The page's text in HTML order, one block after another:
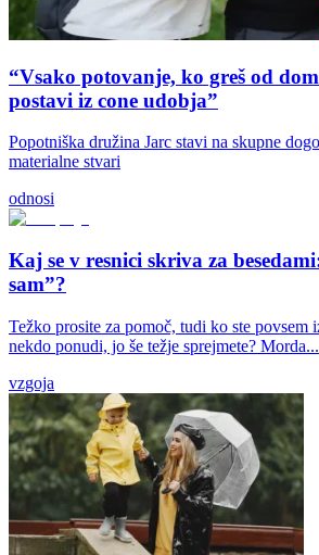
“Vsako potovanje, ko greš od
postavi iz cone udobja”
Popotniška družina Jarc stavi na skupne
materialne stvari
odnosi
Kaj se v resnici skriva za
sam”?
Težko prosite za pomoč, tudi ko ste povsem
nekdo ponudi, jo še težje sprejmete? Morda...
vzgoja